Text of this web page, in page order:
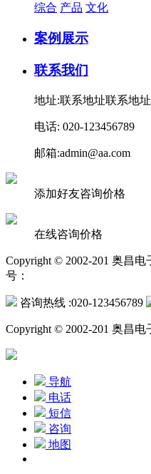
综合 产品 文化
案例展示
联系我们
地址:联系地址联系地
电话: 020-123456789
邮箱:admin@aa.com
添加好友咨询价格
在线咨询价格
Copyright © 2002-201 奥昌
号：
咨询热线 :020-123456789
Copyright © 2002-201 奥昌
导航
电话
短信
咨询
地图